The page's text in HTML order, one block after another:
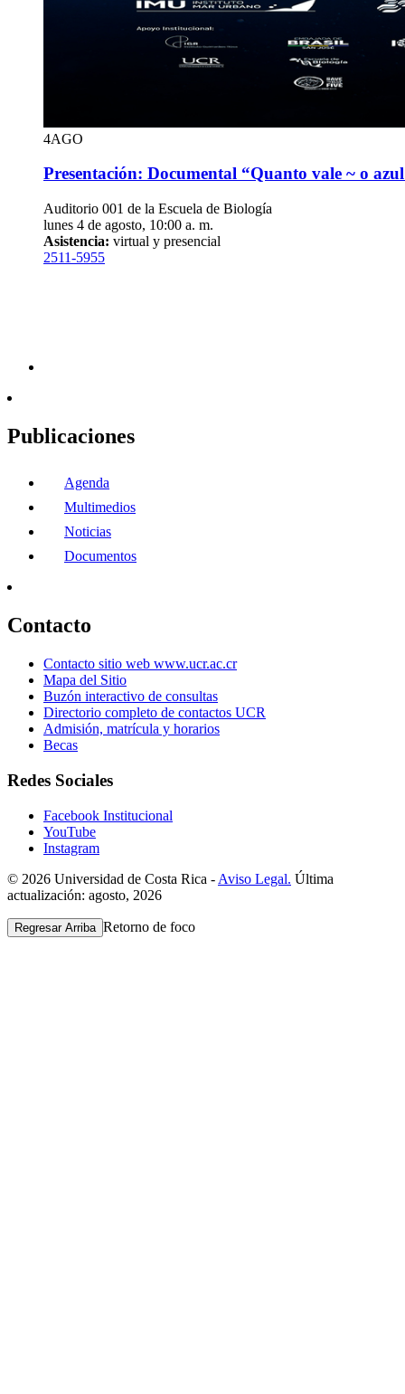
4AGO
Presentación: Documental “Quanto vale ~ o
Auditorio 001 de la Escuela de Biología
lunes 4 de agosto, 10:00 a. m.
Asistencia: virtual y presencial
2511-5955
Publicaciones
Agenda
Multimedios
Noticias
Documentos
Contacto
Contacto sitio web www.ucr.ac.cr
Mapa del Sitio
Buzón interactivo de consultas
Directorio completo de contactos UCR
Admisión, matrícula y horarios
Becas
Redes Sociales
Facebook Institucional
YouTube
Instagram
© 2026 Universidad de Costa Rica - Aviso Legal. Última
actualización: agosto, 2026
Regresar Arriba Retorno de foco